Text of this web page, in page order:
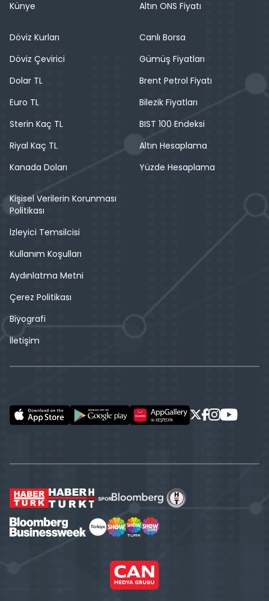
Künye
Altın ONS Fiyatı
Döviz Kurları
Döviz Çevirici
Dolar TL
Euro TL
Sterin Kaç TL
Riyal Kaç TL
Kanada Doları
Canlı Borsa
Gümüş Fiyatları
Brent Petrol Fiyatı
Bilezik Fiyatları
BIST 100 Endeksi
Altın Hesaplama
Yüzde Hesaplama
Kişisel Verilerin Korunması
Politikası
İzleyici Temsilcisi
Kullanım Koşulları
Aydınlatma Metni
Çerez Politikası
Biyografi
İletişim